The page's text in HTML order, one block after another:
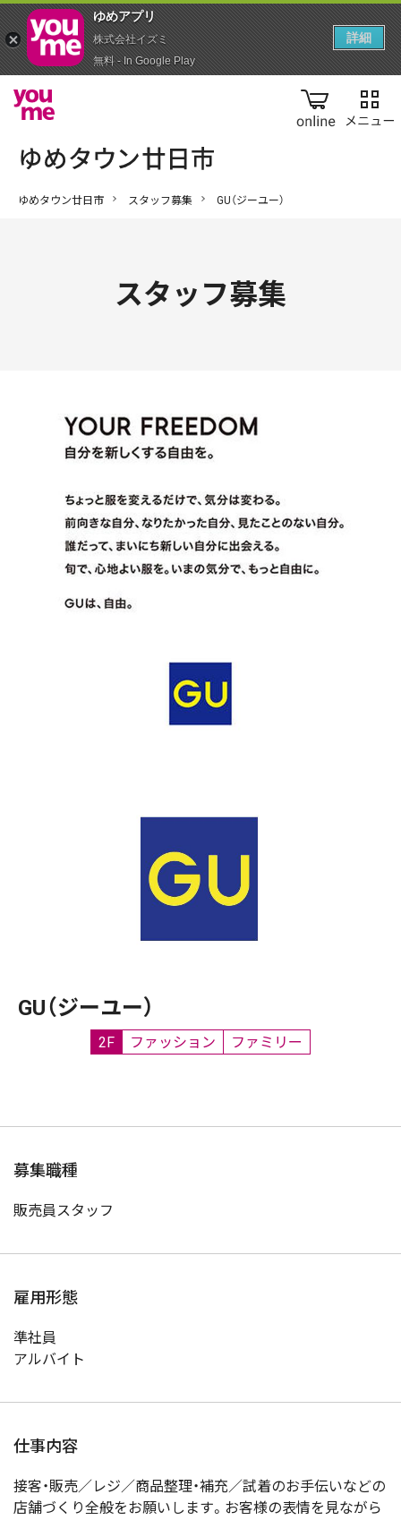
online
ゆめタウン廿日市 スタッフ募集 GU（ジーユー）
スタッフ募集
GU（ジーユー）
2F ファッション ファミリー
募集職種
販売員スタッフ
雇用形態
準社員
アルバイト
仕事内容
接客・販売／レジ／商品整理・補充／試着のお手伝いなどの
店舗づくり全般をお願いします。お客様の表情を見ながら
ゆめアプ‪リ‬
株式会社イズミ
無料 - In Google Play
詳細